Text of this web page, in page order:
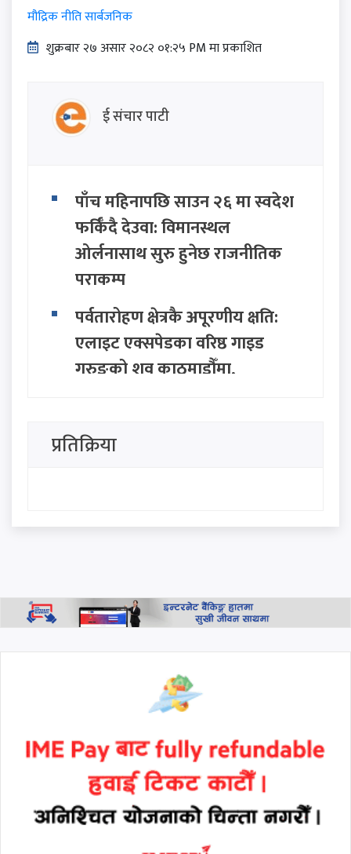
मौद्रिक नीति सार्बजनिक
शुक्रबार​ २७ असार २०८२ ०१:२५ PM मा प्रकाशित
ई संचार पाटी
पाँच महिनापछि साउन २६ मा स्वदेश
फर्किँदै देउवा: विमानस्थल
ओर्लनासाथ सुरु हुनेछ राजनीतिक
पराकम्प
पर्वतारोहण क्षेत्रकै अपूरणीय क्षति:
एलाइट एक्सपेडका वरिष्ठ गाइड
गुरुङको शव काठमाडौँमा,
ग्वार्कोमा बस दुर्घटना हुँदा १ जनाको
मृत्यु, १० जना घाइते
तलबमान पारित: साउन १ देखि नै
उद्घाटन, शैक्षिक कर्जा, वित्तीय
प्रतिक्रिया